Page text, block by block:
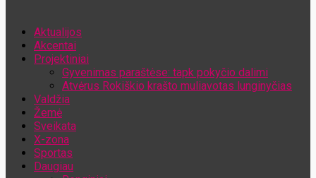
Aktualijos
Akcentai
Projektiniai
Gyvenimas paraštėse: tapk pokyčio dalimi
Atvėrus Rokiškio krašto muliavotas lunginyčias
Valdžia
Žemė
Sveikata
X-zona
Sportas
Daugiau